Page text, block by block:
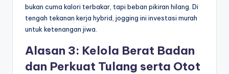
bukan cuma kalori terbakar, tapi beban pikiran hilang. Di
tengah tekanan kerja hybrid, jogging ini investasi murah
untuk ketenangan jiwa.
Alasan 3: Kelola Berat Badan
dan Perkuat Tulang serta Otot